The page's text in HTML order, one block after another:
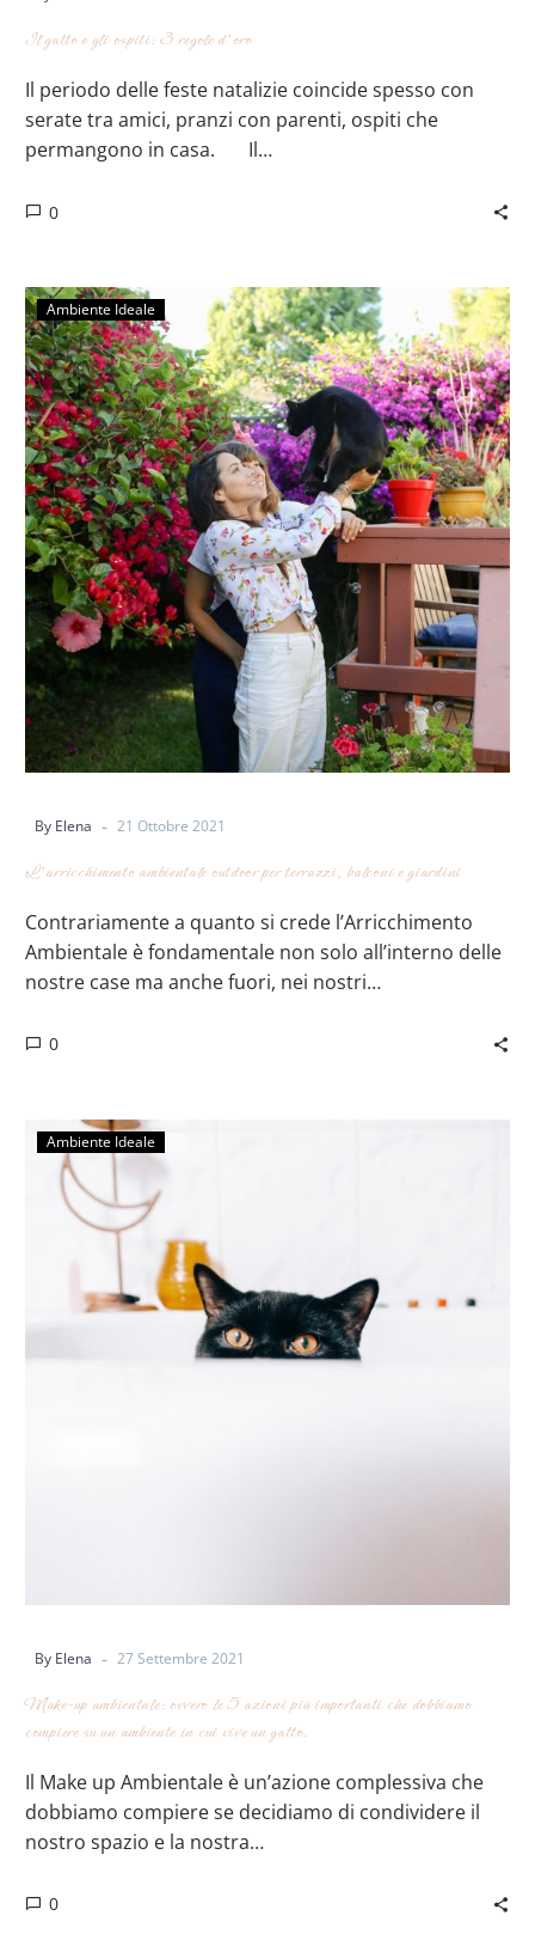
Il gatto e gli ospiti: 3 regole d’oro
Il periodo delle feste natalizie coincide spesso con
serate tra amici, pranzi con parenti, ospiti che
permangono in casa.⠀⠀ Il…
0
Ambiente Ideale
By Elena - 21 Ottobre 2021
L’arricchimento ambientale outdoor per terrazzi, balconi e giardini
Contrariamente a quanto si crede l’Arricchimento
Ambientale è fondamentale non solo all’interno delle
nostre case ma anche fuori, nei nostri…
0
Ambiente Ideale
By Elena - 27 Settembre 2021
Make-up ambientale: ovvero le 5 azioni più importanti che dobbiamo
compiere su un ambiente in cui vive un gatto.
Il Make up Ambientale è un’azione complessiva che
dobbiamo compiere se decidiamo di condividere il
nostro spazio e la nostra…
0